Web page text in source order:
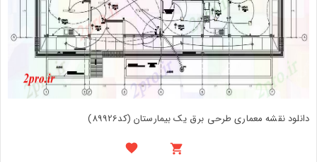
دانلود نقشه معماری طرحی برق یک بیمارستان (کد89926)